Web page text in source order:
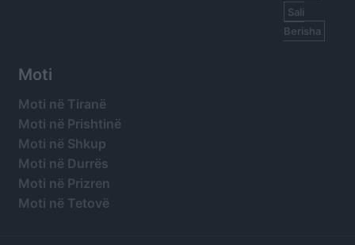
Sali
Berisha
Moti
Moti në Tiranë
Moti në Prishtinë
Moti në Shkup
Moti në Durrës
Moti në Prizren
Moti në Tetovë